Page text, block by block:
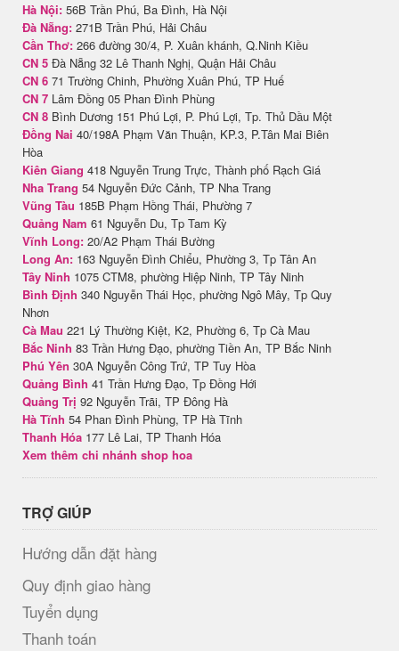
Hà Nội: 56B Trần Phú, Ba Đình, Hà Nội
Đà Nẵng: 271B Trần Phú, Hải Châu
Cần Thơ: 266 đường 30/4, P. Xuân khánh, Q.Ninh Kiều
CN 5 Đà Nẵng 32 Lê Thanh Nghị, Quận Hải Châu
CN 6 71 Trường Chinh, Phường Xuân Phú, TP Huế
CN 7 Lâm Đồng 05 Phan Đình Phùng
CN 8 Bình Dương 151 Phú Lợi, P. Phú Lợi, Tp. Thủ Dầu Một
Đồng Nai 40/198A Phạm Văn Thuận, KP.3, P.Tân Mai Biên
Hòa
Kiên Giang 418 Nguyễn Trung Trực, Thành phố Rạch Giá
Nha Trang 54 Nguyễn Đức Cảnh, TP Nha Trang
Vũng Tàu 185B Phạm Hồng Thái, Phường 7
Quảng Nam 61 Nguyễn Du, Tp Tam Kỳ
Vĩnh Long: 20/A2 Phạm Thái Bường
Long An: 163 Nguyễn Đình Chiểu, Phường 3, Tp Tân An
Tây Ninh 1075 CTM8, phường Hiệp Ninh, TP Tây Ninh
Bình Định 340 Nguyễn Thái Học, phường Ngô Mây, Tp Quy
Nhơn
Cà Mau 221 Lý Thường Kiệt, K2, Phường 6, Tp Cà Mau
Bắc Ninh 83 Trần Hưng Đạo, phường Tiền An, TP Bắc Ninh
Phú Yên 30A Nguyễn Công Trứ, TP Tuy Hòa
Quảng Bình 41 Trần Hưng Đạo, Tp Đồng Hới
Quảng Trị 92 Nguyễn Trãi, TP Đông Hà
Hà Tĩnh 54 Phan Đình Phùng, TP Hà Tĩnh
Thanh Hóa 177 Lê Lai, TP Thanh Hóa
Xem thêm chi nhánh shop hoa
TRỢ GIÚP
Hướng dẫn đặt hàng
Quy định giao hàng
Tuyển dụng
Thanh toán